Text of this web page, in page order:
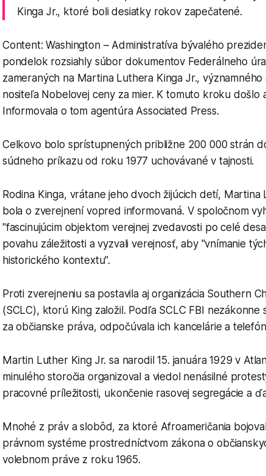
Kinga Jr., ktoré boli desiatky rokov zapečatené.
Content: Washington – Administratíva bývalého
pondelok rozsiahly súbor dokumentov Federálneho
zameraných na Martina Luthera Kinga Jr.,
nositeľa Nobelovej ceny za mier. K tomuto kroku došlo
Informovala o tom agentúra Associated Press.
Celkovo bolo sprístupnených približne 200 000 strán
súdneho príkazu od roku 1977 uchovávané v tajnosti.
Rodina Kinga, vrátane jeho dvoch žijúcich detí, Martina
bola o zverejnení vopred informovaná. V spoločnom
"fascinujúcim objektom verejnej zvedavosti po celé
povahu záležitosti a vyzvali verejnosť, aby "vnímanie
historického kontextu".
Proti zverejneniu sa postavila aj organizácia Southern
(SCLC), ktorú King založil. Podľa SCLC FBI
za občianske práva, odpočúvala ich kancelárie a
Martin Luther King Jr. sa narodil 15. januára 1929 v
minulého storočia organizoval a viedol nenásilné
pracovné príležitosti, ukončenie rasovej segregácie a
Mnohé z práv a slobôd, za ktoré Afroameričania
právnom systéme prostredníctvom zákona o
volebnom práve z roku 1965.